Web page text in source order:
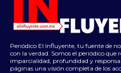
Periódico El Influyente, tu fuente de
con la verdad. Somos el periódico que
imparcialidad, profundidad y
páginas una visión completa de los